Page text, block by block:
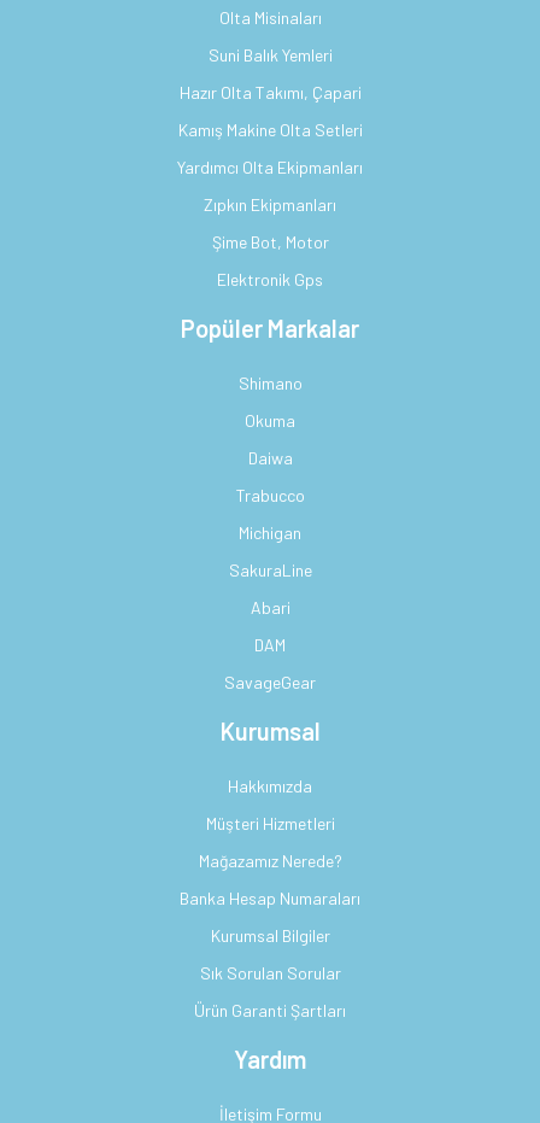
Olta Misinaları
Suni Balık Yemleri
Hazır Olta Takımı, Çapari
Kamış Makine Olta Setleri
Yardımcı Olta Ekipmanları
Zıpkın Ekipmanları
Şime Bot, Motor
Elektronik Gps
Popüler Markalar
Shimano
Okuma
Daiwa
Trabucco
Michigan
SakuraLine
Abari
DAM
SavageGear
Kurumsal
Hakkımızda
Müşteri Hizmetleri
Mağazamız Nerede?
Banka Hesap Numaraları
Kurumsal Bilgiler
Sık Sorulan Sorular
Ürün Garanti Şartları
Yardım
İletişim Formu